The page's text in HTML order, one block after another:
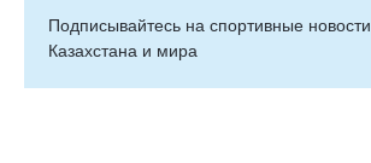
Подписывайтесь на cпортивные новости
Казахстана и мира